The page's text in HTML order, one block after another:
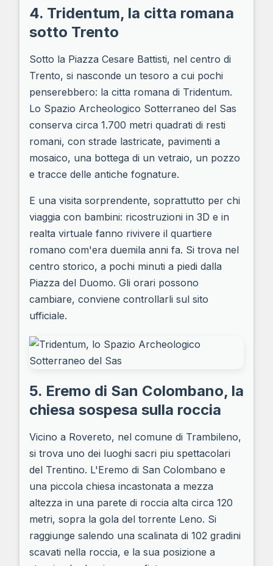
4. Tridentum, la citta romana
sotto Trento
Sotto la Piazza Cesare Battisti, nel centro di
Trento, si nasconde un tesoro a cui pochi
penserebbero: la citta romana di Tridentum.
Lo Spazio Archeologico Sotterraneo del Sas
conserva circa 1.700 metri quadrati di resti
romani, con strade lastricate, pavimenti a
mosaico, una bottega di un vetraio, un pozzo
e tracce delle antiche fognature.
E una visita sorprendente, soprattutto per chi
viaggia con bambini: ricostruzioni in 3D e in
realta virtuale fanno rivivere il quartiere
romano com'era duemila anni fa. Si trova nel
centro storico, a pochi minuti a piedi dalla
Piazza del Duomo. Gli orari possono
cambiare, conviene controllarli sul sito
ufficiale.
5. Eremo di San Colombano, la
chiesa sospesa sulla roccia
Vicino a Rovereto, nel comune di Trambileno,
si trova uno dei luoghi sacri piu spettacolari
del Trentino. L'Eremo di San Colombano e
una piccola chiesa incastonata a mezza
altezza in una parete di roccia alta circa 120
metri, sopra la gola del torrente Leno. Si
raggiunge salendo una scalinata di 102 gradini
scavati nella roccia, e la sua posizione a